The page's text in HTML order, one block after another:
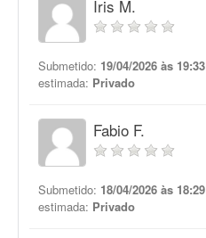
Iris M.
Submetido: 19/04/2026 às 19:33
estimada: Privado
Fabio F.
Submetido: 18/04/2026 às 18:29
estimada: Privado